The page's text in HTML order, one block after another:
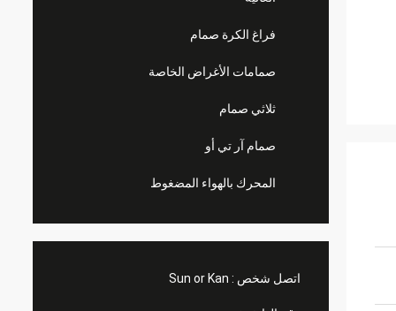
فراغ الكرة صمام
صمامات الأغراض الخاصة
ثلاثي صمام
صمام آر تي أو
المحرك بالهواء المضغوط
اتصل شخص : Sun or Kan